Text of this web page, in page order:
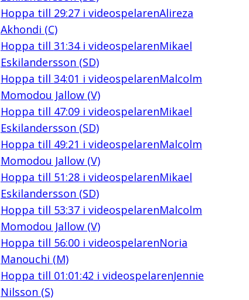
Hoppa till 29:27i videospelarenAlireza
Akhondi (C)
Hoppa till 31:34i videospelarenMikael
Eskilandersson (SD)
Hoppa till 34:01 i videospelarenMalcolm
Momodou Jallow (V)
Hoppa till 47:09i videospelarenMikael
Eskilandersson (SD)
Hoppa till 49:21 i videospelarenMalcolm
Momodou Jallow (V)
Hoppa till 51:28i videospelarenMikael
Eskilandersson (SD)
Hoppa till 53:37i videospelarenMalcolm
Momodou Jallow (V)
Hoppa till 56:00i videospelarenNoria
Manouchi (M)
Hoppa till 01:01:42 i videospelarenJennie
Nilsson (S)